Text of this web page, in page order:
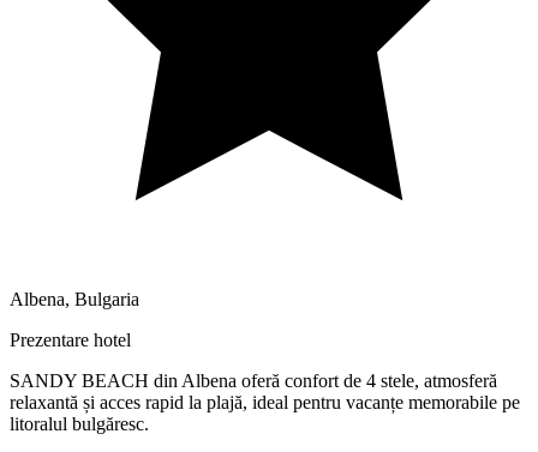
Albena, Bulgaria
Prezentare hotel
SANDY BEACH din Albena oferă confort de 4 stele, atmosferă
relaxantă și acces rapid la plajă, ideal pentru vacanțe memorabile pe
litoralul bulgăresc.